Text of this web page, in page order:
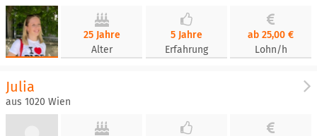
25 Jahre
Alter
5 Jahre
Erfahrung
ab 25,00 €
Lohn/h
Julia
aus 1020 Wien